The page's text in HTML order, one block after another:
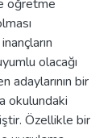
öğretme
olacağı
adaylarının bir
okulundaki
Özellikle bir